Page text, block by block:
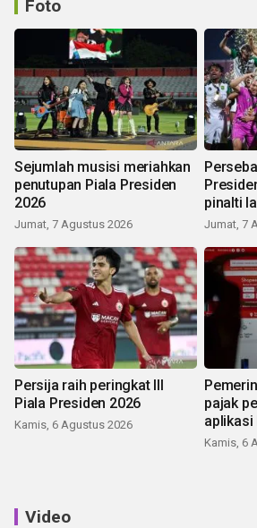
Foto
Sejumlah musisi meriahkan
penutupan Piala Presiden
2026
Jumat, 7 Agustus 2026
pinalti
Jumat, 7
Persija raih peringkat III
Piala Presiden 2026
Kamis, 6 Agustus 2026
pajak
aplikasi
Kamis, 6
Video